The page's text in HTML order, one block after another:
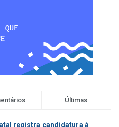
Últimas
registra candidatura à